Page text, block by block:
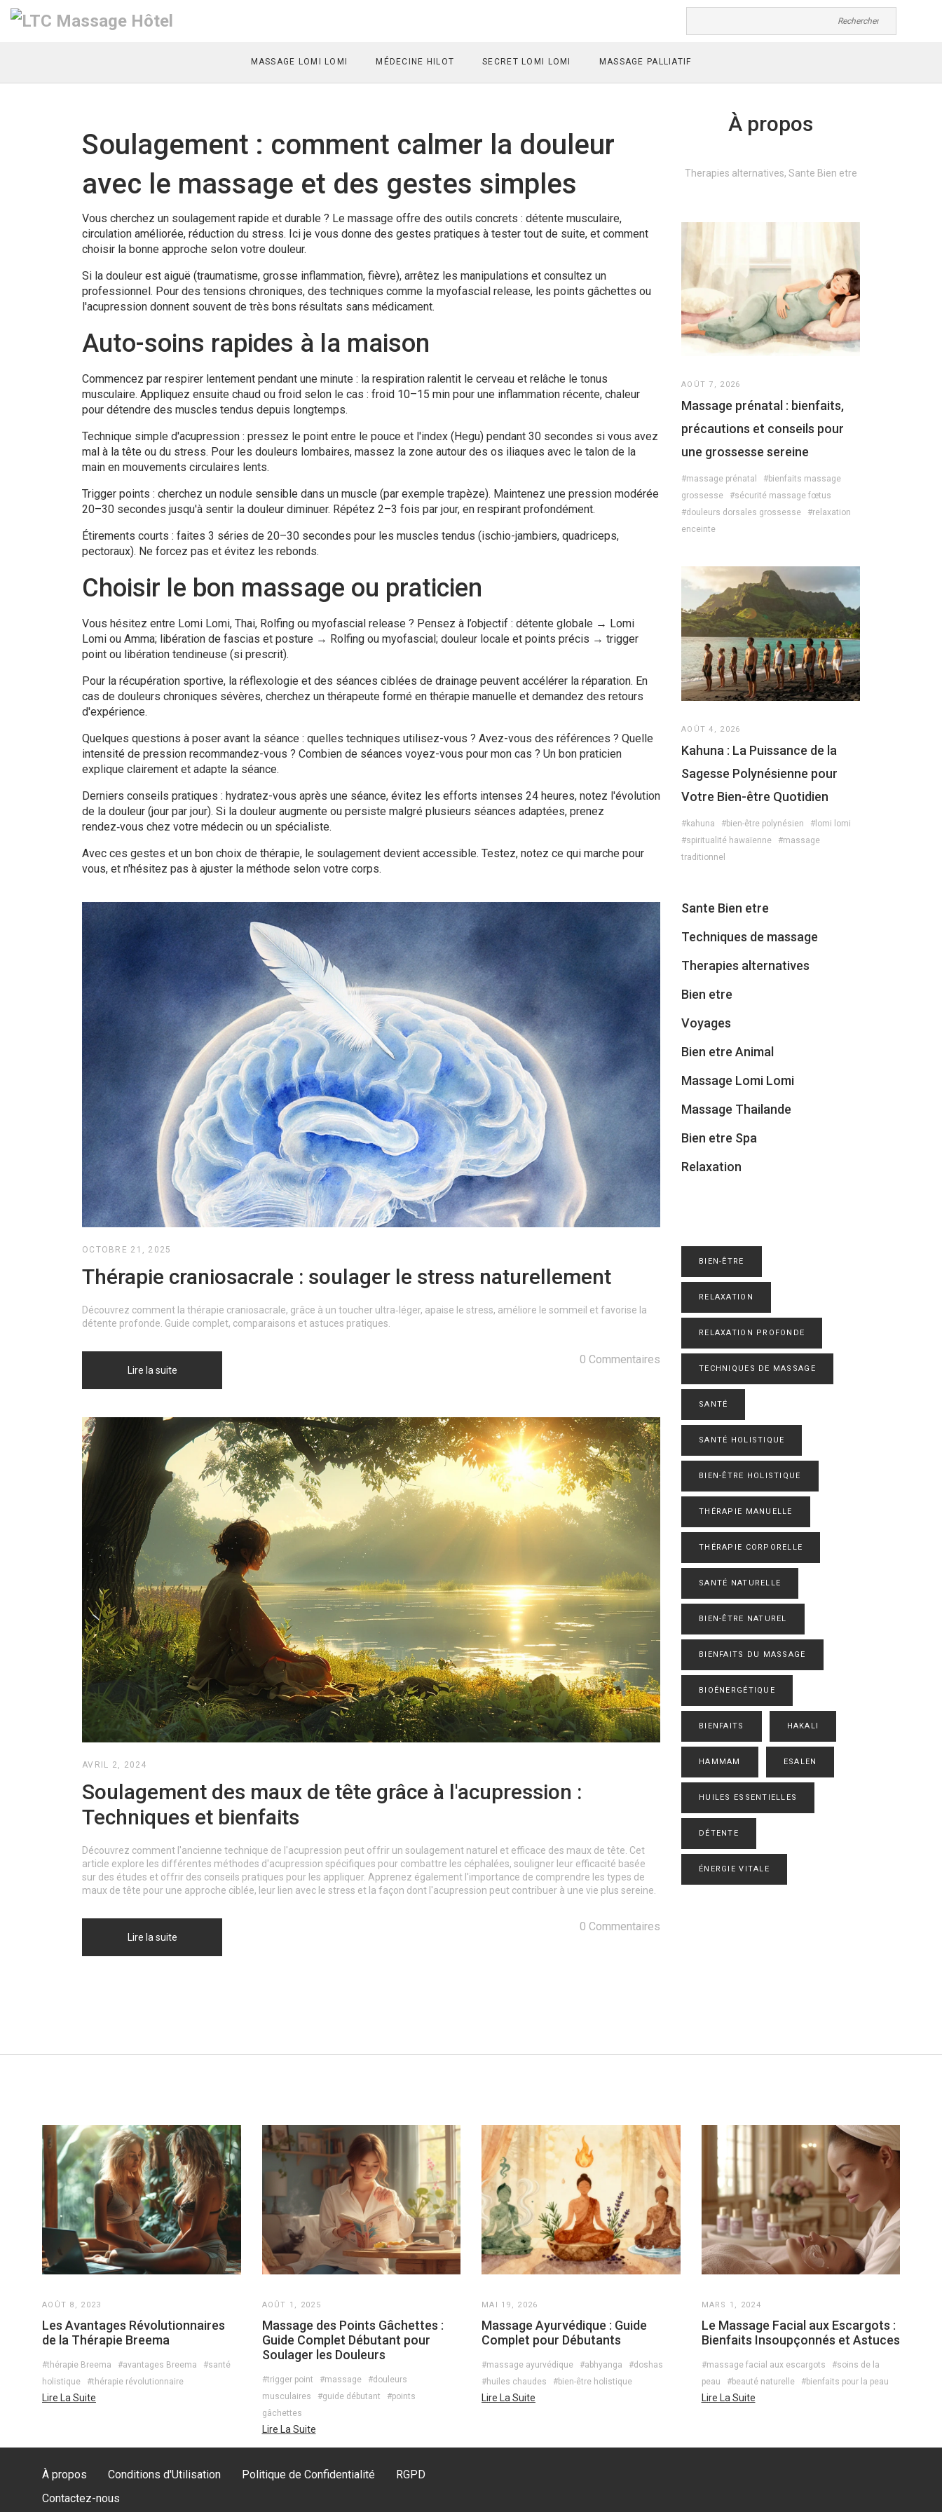
MASSAGE LOMI LOMI MÉDECINE HILOT SECRET LOMI LOMI MASSAGE PALLIATIF
Soulagement : comment calmer la douleur
avec le massage et des gestes simples
Vous cherchez un soulagement rapide et durable ? Le massage offre des outils concrets : détente musculaire,
circulation améliorée, réduction du stress. Ici je vous donne des gestes pratiques à tester tout de suite, et comment
choisir la bonne approche selon votre douleur.
Si la douleur est aiguë (traumatisme, grosse inflammation, fièvre), arrêtez les manipulations et consultez un
professionnel. Pour des tensions chroniques, des techniques comme la myofascial release, les points gâchettes ou
l'acupression donnent souvent de très bons résultats sans médicament.
Auto-soins rapides à la maison
Commencez par respirer lentement pendant une minute : la respiration ralentit le cerveau et relâche le tonus
musculaire. Appliquez ensuite chaud ou froid selon le cas : froid 10–15 min pour une inflammation récente, chaleur
pour détendre des muscles tendus depuis longtemps.
Technique simple d'acupression : pressez le point entre le pouce et l'index (Hegu) pendant 30 secondes si vous avez
mal à la tête ou du stress. Pour les douleurs lombaires, massez la zone autour des os iliaques avec le talon de la
main en mouvements circulaires lents.
Trigger points : cherchez un nodule sensible dans un muscle (par exemple trapèze). Maintenez une pression modérée
20–30 secondes jusqu'à sentir la douleur diminuer. Répétez 2–3 fois par jour, en respirant profondément.
Étirements courts : faites 3 séries de 20–30 secondes pour les muscles tendus (ischio-jambiers, quadriceps,
pectoraux). Ne forcez pas et évitez les rebonds.
Choisir le bon massage ou praticien
Vous hésitez entre Lomi Lomi, Thai, Rolfing ou myofascial release ? Pensez à l’objectif : détente globale → Lomi
Lomi ou Amma; libération de fascias et posture → Rolfing ou myofascial; douleur locale et points précis → trigger
point ou libération tendineuse (si prescrit).
Pour la récupération sportive, la réflexologie et des séances ciblées de drainage peuvent accélérer la réparation. En
cas de douleurs chroniques sévères, cherchez un thérapeute formé en thérapie manuelle et demandez des retours
d'expérience.
Quelques questions à poser avant la séance : quelles techniques utilisez-vous ? Avez-vous des références ? Quelle
intensité de pression recommandez-vous ? Combien de séances voyez-vous pour mon cas ? Un bon praticien
explique clairement et adapte la séance.
Derniers conseils pratiques : hydratez-vous après une séance, évitez les efforts intenses 24 heures, notez l'évolution
de la douleur (jour par jour). Si la douleur augmente ou persiste malgré plusieurs séances adaptées, prenez
rendez‑vous chez votre médecin ou un spécialiste.
Avec ces gestes et un bon choix de thérapie, le soulagement devient accessible. Testez, notez ce qui marche pour
vous, et n'hésitez pas à ajuster la méthode selon votre corps.
OCTOBRE 21, 2025
Thérapie craniosacrale : soulager le stress naturellement
Découvrez comment la thérapie craniosacrale, grâce à un toucher ultra‑léger, apaise le stress, améliore le sommeil et favorise la
détente profonde. Guide complet, comparaisons et astuces pratiques.
Lire la suite
0 Commentaires
AVRIL 2, 2024
Soulagement des maux de tête grâce à l'acupression :
Techniques et bienfaits
Découvrez comment l'ancienne technique de l'acupression peut offrir un soulagement naturel et efficace des maux de tête. Cet
article explore les différentes méthodes d'acupression spécifiques pour combattre les céphalées, souligner leur efficacité basée
sur des études et offrir des conseils pratiques pour les appliquer. Apprenez également l'importance de comprendre les types de
maux de tête pour une approche ciblée, leur lien avec le stress et la façon dont l'acupression peut contribuer à une vie plus sereine.
Lire la suite
0 Commentaires
À propos
Therapies alternatives, Sante Bien etre
AOÛT 7, 2026
Massage prénatal : bienfaits,
précautions et conseils pour
une grossesse sereine
#massage prénatal
#bienfaits massage
grossesse
#sécurité massage fœtus
#douleurs dorsales grossesse
#relaxation
enceinte
AOÛT 4, 2026
Kahuna : La Puissance de la
Sagesse Polynésienne pour
Votre Bien-être Quotidien
#kahuna #bien-être polynésien
#lomi lomi
#spiritualité hawaïenne
#massage
traditionnel
Sante Bien etre
Techniques de massage
Therapies alternatives
Bien etre
Voyages
Bien etre Animal
Massage Lomi Lomi
Massage Thailande
Bien etre Spa
Relaxation
BIEN-ÊTRE
RELAXATION
RELAXATION PROFONDE
TECHNIQUES DE MASSAGE
SANTÉ
SANTÉ HOLISTIQUE
BIEN-ÊTRE HOLISTIQUE
THÉRAPIE MANUELLE
THÉRAPIE CORPORELLE
SANTÉ NATURELLE
BIEN-ÊTRE NATUREL
BIENFAITS DU MASSAGE
BIOÉNERGÉTIQUE
BIENFAITS HAKALI
HAMMAM ESALEN
HUILES ESSENTIELLES
DÉTENTE
ÉNERGIE VITALE
AOÛT 8, 2023
Les Avantages Révolutionnaires
de la Thérapie Breema
#thérapie Breema #avantages Breema
#santé
holistique
#thérapie révolutionnaire
Lire La Suite
AOÛT 1, 2025
Massage des Points Gâchettes :
Guide Complet Débutant pour
Soulager les Douleurs
#trigger point #massage
#douleurs
musculaires
#guide débutant
#points
gâchettes
Lire La Suite
MAI 19, 2026
Massage Ayurvédique : Guide
Complet pour Débutants
#massage ayurvédique #abhyanga
#doshas
#huiles chaudes
#bien-être holistique
Lire La Suite
MARS 1, 2024
Le Massage Facial aux Escargots :
Bienfaits Insoupçonnés et Astuces
#massage facial aux escargots
#soins de la
peau
#beauté naturelle #bienfaits pour la peau
Lire La Suite
À propos Conditions d'Utilisation Politique de Confidentialité
RGPD
Contactez-nous